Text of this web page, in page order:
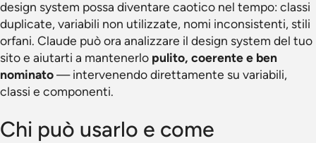
design system possa diventare caotico nel tempo: classi
duplicate, variabili non utilizzate, nomi inconsistenti, stili
orfani. Claude può ora analizzare il design system del tuo
sito e aiutarti a mantenerlo pulito, coerente e ben
nominato— intervenendo direttamente su variabili,
classi e componenti.
Chi può usarlo e come